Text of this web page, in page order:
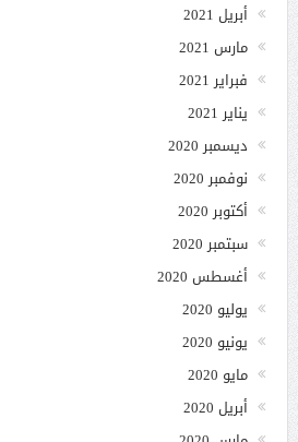
أبريل 2021
مارس 2021
فبراير 2021
يناير 2021
ديسمبر 2020
نوفمبر 2020
أكتوبر 2020
سبتمبر 2020
أغسطس 2020
يوليو 2020
يونيو 2020
مايو 2020
أبريل 2020